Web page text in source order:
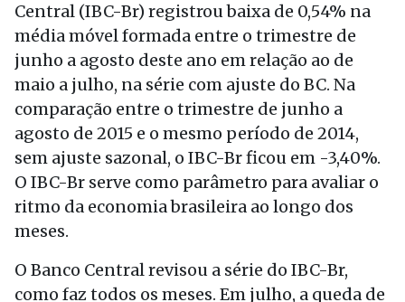
Central (IBC-Br) registrou baixa de 0,54% na
média móvel formada entre o trimestre de
junho a agosto deste ano em relação ao de
maio a julho, na série com ajuste do BC. Na
comparação entre o trimestre de junho a
agosto de 2015 e o mesmo período de 2014,
sem ajuste sazonal, o IBC-Br ficou em -3,40%.
O IBC-Br serve como parâmetro para avaliar o
ritmo da economia brasileira ao longo dos
meses.
O Banco Central revisou a série do IBC-Br,
como faz todos os meses. Em julho, a queda de